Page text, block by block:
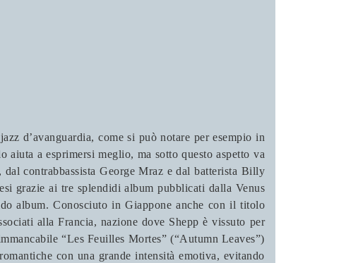
d’avanguardia, come si può notare per esempio in
a esprimersi meglio, ma sotto questo aspetto va
contrabbassista George Mraz e dal batterista Billy
grazie ai tre splendidi album pubblicati dalla Venus
album. Conosciuto in Giappone anche con il titolo
alla Francia, nazione dove Shepp è vissuto per
“Les Feuilles Mortes” (“Autumn Leaves”)
con una grande intensità emotiva, evitando